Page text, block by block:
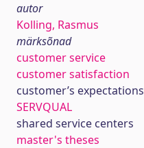
autor
Kolling, Rasmus
märksõnad
customer service
customer satisfaction
customer’s expectations
SERVQUAL
shared service centers
master's theses